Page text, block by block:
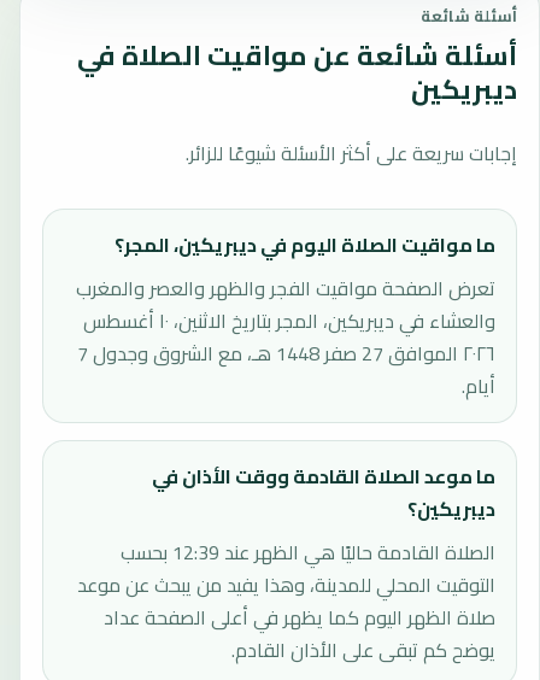
أسئلة شائعة
أسئلة شائعة عن مواقيت الصلاة في
ديبريكين
إجابات سريعة على أكثر الأسئلة شيوعًا للزائر.
ما مواقيت الصلاة اليوم في ديبريكين، المجر؟
تعرض الصفحة مواقيت الفجر والظهر والعصر والمغرب
والعشاء في ديبريكين، المجر بتاريخ الاثنين، ١٠ أغسطس
٢٠٢٦ الموافق 27 صفر 1448 هـ، مع الشروق وجدول 7
أيام.
ما موعد الصلاة القادمة ووقت الأذان في
ديبريكين؟
الصلاة القادمة حاليًا هي الظهر عند 12:39 بحسب
التوقيت المحلي للمدينة، وهذا يفيد من يبحث عن موعد
صلاة الظهر اليوم كما يظهر في أعلى الصفحة عداد
يوضح كم تبقى على الأذان القادم.